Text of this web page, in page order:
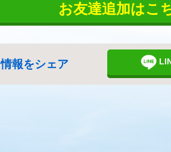
お友達追加はこ
情報をシェア